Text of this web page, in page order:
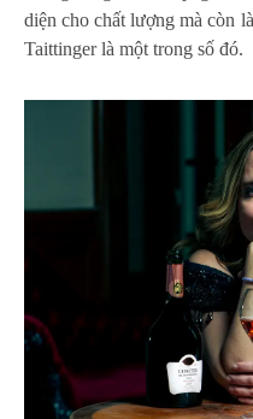
diện cho chất lượng mà còn
Taittinger là một trong số đó.